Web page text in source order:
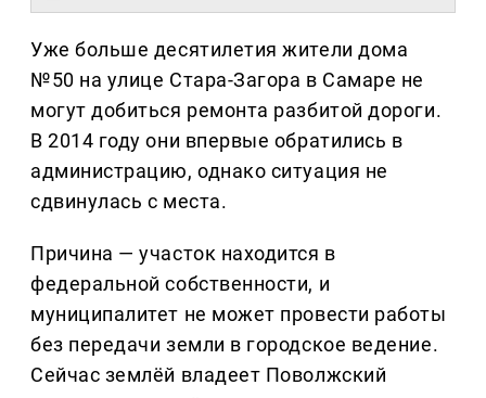
Уже больше десятилетия жители дома
№50 на улице Стара-Загора в Самаре не
могут добиться ремонта разбитой дороги.
В 2014 году они впервые обратились в
администрацию, однако ситуация не
сдвинулась с места.
Причина — участок находится в
федеральной собственности, и
муниципалитет не может провести работы
без передачи земли в городское ведение.
Сейчас землёй владеет Поволжский